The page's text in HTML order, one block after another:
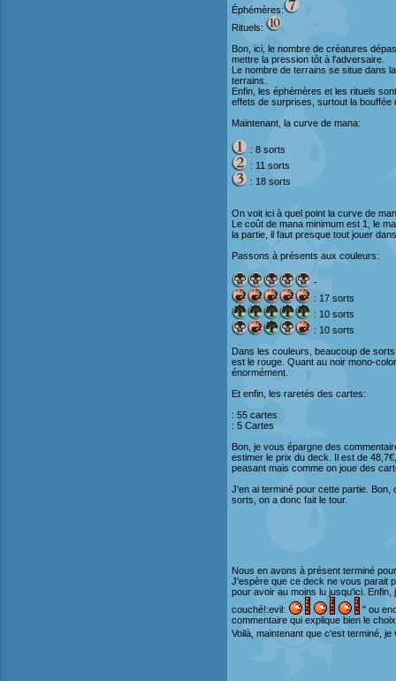
Éphémères:
Rituels:
Bon, ici, le nombre de créatures
mettre la pression tôt à l'adversaire.
Le nombre de terrains se situe dans
terrains.
Enfin, les éphémères et les rituels
effets de surprises, surtout la bouffée
Maintenant, la curve de mana:
: 8 sorts
: 11 sorts
: 18 sorts
On voit ici à quel point la curve de
Le coût de mana minimum est 1, le
la partie, il faut presque tout jouer
Passons à présents aux couleurs:
-
: 17 sorts
: 10 sorts
: 10 sorts
Dans les couleurs, beaucoup de
est le rouge. Quant au noir mono-
énormément.
Et enfin, les raretés des cartes:
: 55 cartes
: 5 Cartes
Bon, je vous épargne des
estimer le prix du deck. Il est de
peasant mais comme on joue des
J'en ai terminé pour cette partie.
sorts, on a donc fait le tour.
Nous en avons à présent terminé
J'espère que ce deck ne vous parait
pour avoir au moins lu jusqu'ici.
couché!:evil:
" ou
commentaire qui explique bien le
Voilà, maintenant que c'est terminé,